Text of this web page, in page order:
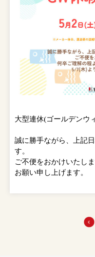
大型連休(ゴールデンウ
誠に勝手ながら、上記
す。
ご不便をおかけいたし
お願い申し上げます。